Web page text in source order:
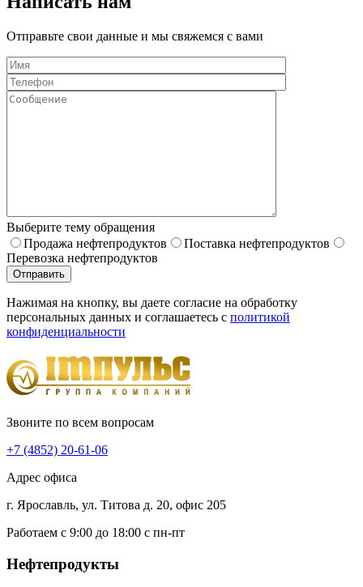
Отправьте свои данные и мы свяжемся с вами
Выберите тему обращения
Продажа нефтепродуктов
Поставка нефтепродуктов
Перевозка нефтепродуктов
Отправить
Нажимая на кнопку, вы даете согласие на обработку
персональных данных и соглашаетесь c политикой
конфиденциальности
Звоните по всем вопросам
+7 (4852) 20-61-06
Адрес офиса
г. Ярославль, ул. Титова д. 20, офис 205
Работаем с 9:00 до 18:00 с пн-пт
Нефтепродукты